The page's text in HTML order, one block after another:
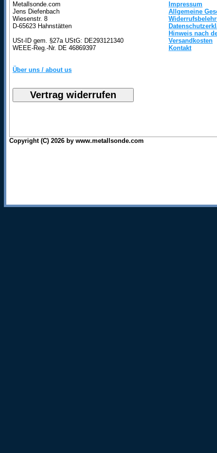
Metallsonde.com
Jens Diefenbach
Wiesenstr. 8
D-65623 Hahnstätten
USt-ID gem. §27a UStG: DE293121340
WEEE-Reg.-Nr. DE 46869397
Über uns / about us
Impressum
Allgemeine
Hinweis nach
Versandkosten
Kontakt
Copyright (C) 2026 by www.metallsonde.com